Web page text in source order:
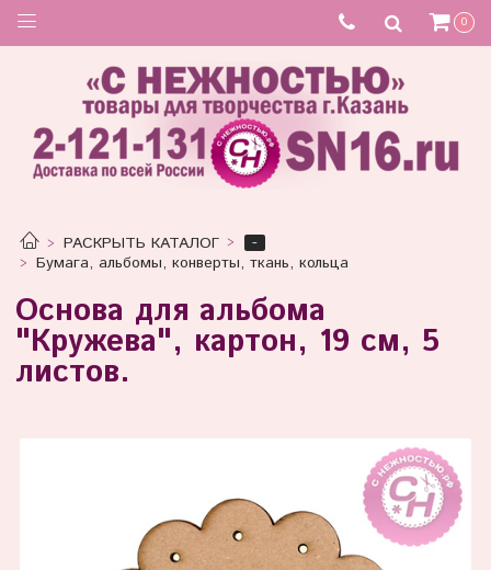
0
РАСКРЫТЬ КАТАЛОГ
-
Бумага, альбомы, конверты, ткань, кольца
Основа для альбома
"Кружева", картон, 19 см, 5
листов.